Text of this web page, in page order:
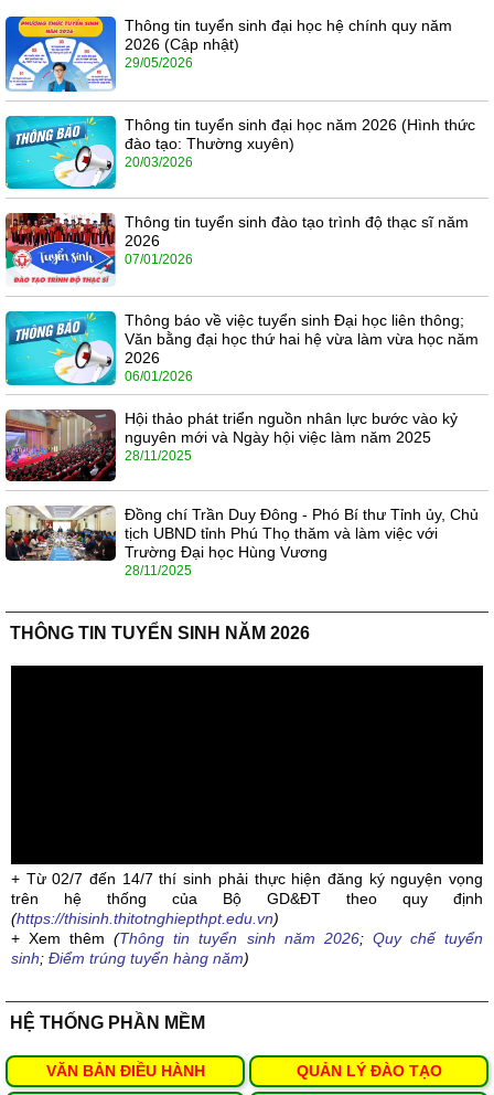
Thông tin tuyển sinh đại học hệ chính quy năm
2026 (Cập nhật)
29/05/2026
Thông tin tuyển sinh đại học năm 2026 (Hình thức
đào tạo: Thường xuyên)
20/03/2026
Thông tin tuyển sinh đào tạo trình độ thạc sĩ năm
2026
07/01/2026
Thông báo về việc tuyển sinh Đại học liên thông;
Văn bằng đại học thứ hai hệ vừa làm vừa học năm
2026
06/01/2026
Hội thảo phát triển nguồn nhân lực bước vào kỷ
nguyên mới và Ngày hội việc làm năm 2025
28/11/2025
Đồng chí Trần Duy Đông - Phó Bí thư Tỉnh ủy, Chủ
tịch UBND tỉnh Phú Thọ thăm và làm việc với
Trường Đại học Hùng Vương
28/11/2025
THÔNG TIN TUYỂN SINH NĂM 2026
+ Từ 02/7 đến 14/7 thí sinh phải thực hiện đăng ký nguyện vọng
trên hệ thống của Bộ GD&ĐT theo quy định
(https://thisinh.thitotnghiepthpt.edu.vn)
+ Xem thêm(Thông tin tuyển sinh năm 2026; Quy chế tuyển
sinh; Điểm trúng tuyển hàng năm)
HỆ THỐNG PHẦN MỀM
VĂN BẢN ĐIỀU HÀNH QUẢN LÝ ĐÀO TẠO